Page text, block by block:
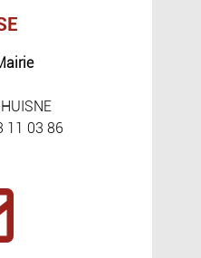
11 03 86